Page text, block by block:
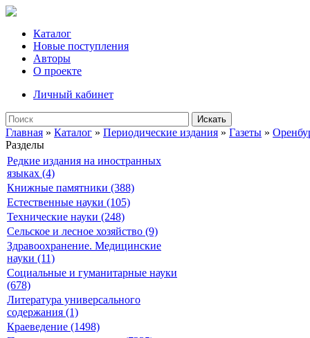
Каталог
Новые поступления
Авторы
О проекте
Личный кабинет
Искать
Главная » Каталог » Периодические издания » Газеты »
Разделы
Редкие издания на иностранных
языках (4)
Книжные памятники (388)
Естественные науки (105)
Технические науки (248)
Сельское и лесное хозяйство (9)
Здравоохранение. Медицинские
науки (11)
Социальные и гуманитарные науки
(678)
Литература универсального
содержания (1)
Краеведение (1498)